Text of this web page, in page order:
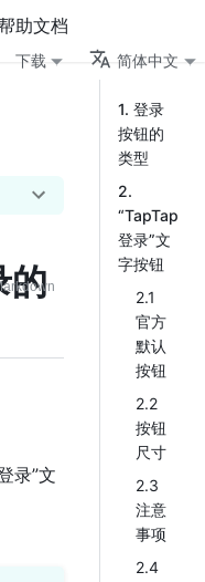
助文档
下载
简体中文
的
录”文
1. 登录
按钮的
类型
2.
“TapTap
登录”文
字按钮
2.1
官方
默认
按钮
2.2
按钮
尺寸
2.3
注意
事项
2.4